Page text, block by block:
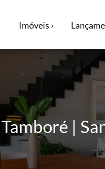
Imóveis ›
|